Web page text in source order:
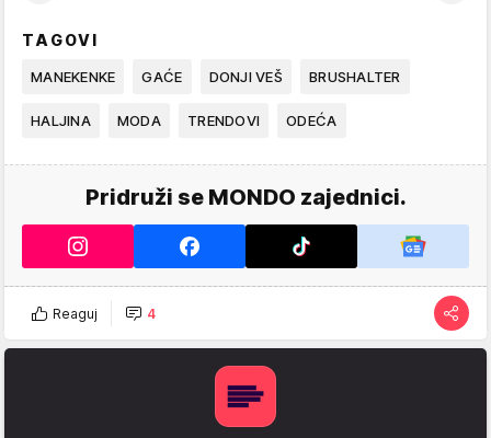
TAGOVI
MANEKENKE GAĆE DONJI VEŠ BRUSHALTER
HALJINA MODA TRENDOVI ODEĆA
Pridruži se MONDO zajednici.
Reaguj 4